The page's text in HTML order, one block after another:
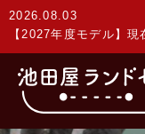
2026.08.03
【2027年度モデル】